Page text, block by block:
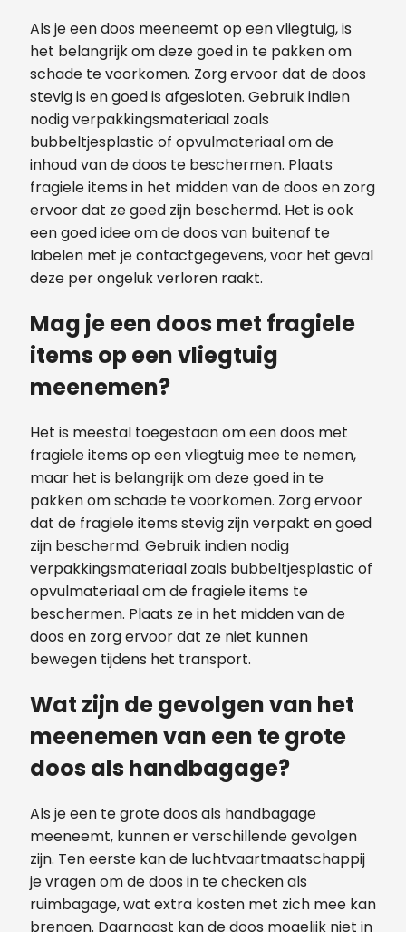
Als je een doos meeneemt op een vliegtuig, is
het belangrijk om deze goed in te pakken om
schade te voorkomen. Zorg ervoor dat de doos
stevig is en goed is afgesloten. Gebruik indien
nodig verpakkingsmateriaal zoals
bubbeltjesplastic of opvulmateriaal om de
inhoud van de doos te beschermen. Plaats
fragiele items in het midden van de doos en zorg
ervoor dat ze goed zijn beschermd. Het is ook
een goed idee om de doos van buitenaf te
labelen met je contactgegevens, voor het geval
deze per ongeluk verloren raakt.
Mag je een doos met fragiele
items op een vliegtuig
meenemen?
Het is meestal toegestaan om een doos met
fragiele items op een vliegtuig mee te nemen,
maar het is belangrijk om deze goed in te
pakken om schade te voorkomen. Zorg ervoor
dat de fragiele items stevig zijn verpakt en goed
zijn beschermd. Gebruik indien nodig
verpakkingsmateriaal zoals bubbeltjesplastic of
opvulmateriaal om de fragiele items te
beschermen. Plaats ze in het midden van de
doos en zorg ervoor dat ze niet kunnen
bewegen tijdens het transport.
Wat zijn de gevolgen van het
meenemen van een te grote
doos als handbagage?
Als je een te grote doos als handbagage
meeneemt, kunnen er verschillende gevolgen
zijn. Ten eerste kan de luchtvaartmaatschappij
je vragen om de doos in te checken als
ruimbagage, wat extra kosten met zich mee kan
brengen. Daarnaast kan de doos mogelijk niet in